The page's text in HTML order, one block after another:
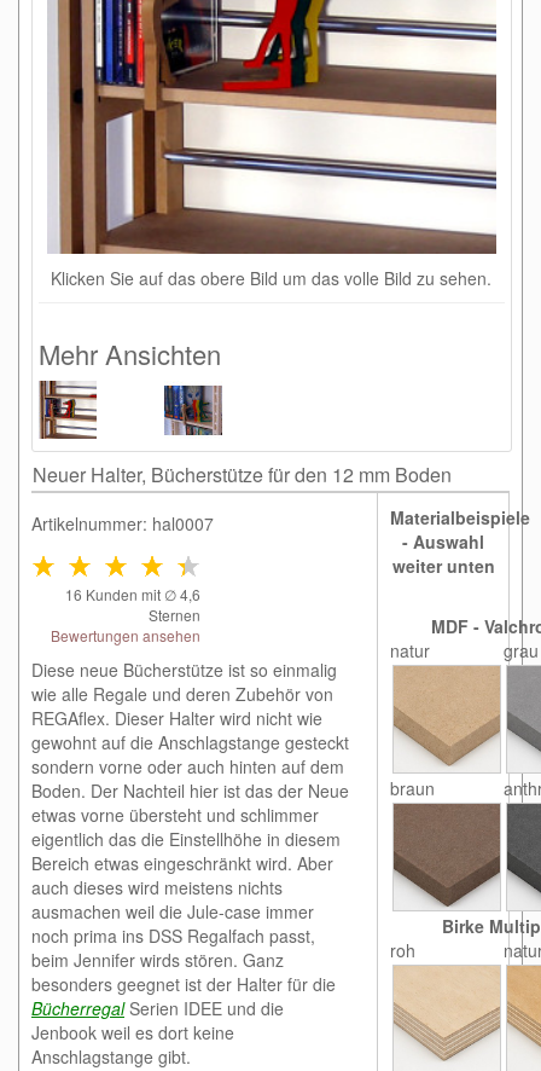
Klicken Sie auf das obere Bild um das volle Bild zu sehen.
Mehr Ansichten
Neuer Halter, Bücherstütze für den 12 mm Boden
Artikelnummer: hal0007
16 Kunden mit ∅4,6
Sternen
Bewertungen ansehen
Diese neue Bücherstütze ist so einmalig
wie alle Regale und deren Zubehör von
REGAflex. Dieser Halter wird nicht wie
gewohnt auf die Anschlagstange gesteckt
sondern vorne oder auch hinten auf dem
Boden. Der Nachteil hier ist das der Neue
etwas vorne übersteht und schlimmer
eigentlich das die Einstellhöhe in diesem
Bereich etwas eingeschränkt wird. Aber
auch dieses wird meistens nichts
ausmachen weil die Jule-case immer
noch prima ins DSS Regalfach passt,
beim Jennifer wirds stören. Ganz
besonders geegnet ist der Halter für die
BücherregalSerien IDEE und die
Jenbook weil es dort keine
Anschlagstange gibt.
Materialbeispiele
- Auswahl
weiter unten
MDF -
natur
grau
braun
Birke
roh